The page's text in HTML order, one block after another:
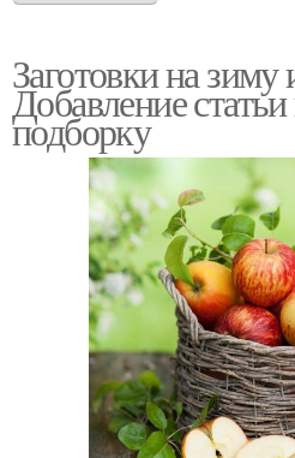
Заготовки на зиму
Добавление
подборку